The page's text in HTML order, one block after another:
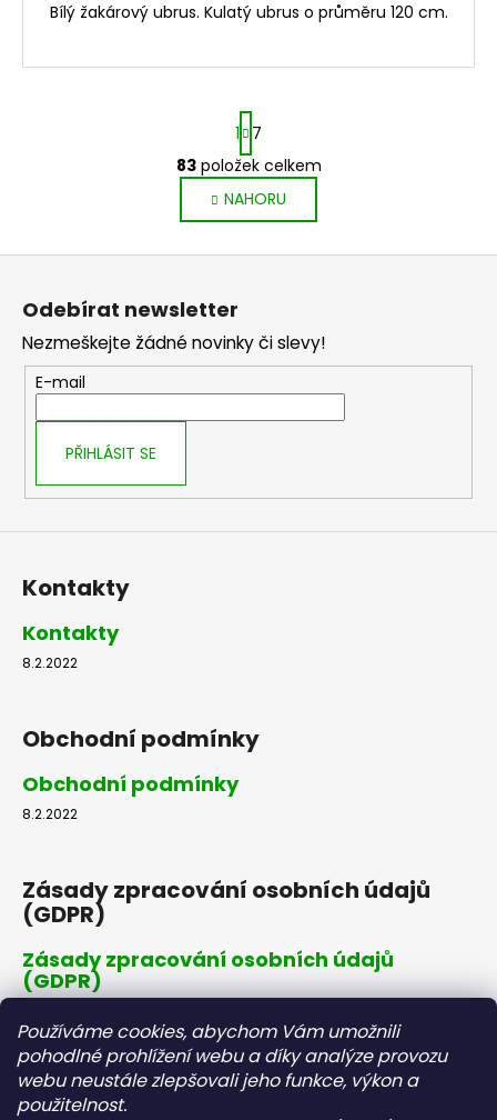
Používáme cookies, abychom Vám umožnili
pohodlné prohlížení webu a díky analýze provozu
webu neustále zlepšovali jeho funkce, výkon a
použitelnost.
Bílý žakárový ubrus. Kulatý ubrus o průměru 120 cm.
O
v
l
á
í
p
r
v
v
S
t
r
á
n
k
o
í
1
7
83položek celkem
NAHORU
Odebírat newsletter
Nezmeškejte žádné novinky či slevy!
E-mail
PŘIHLÁSIT SE
Kontakty
Kontakty
8.2.2022
Obchodní podmínky
Obchodní podmínky
8.2.2022
Zásady zpracování osobních údajů
(GDPR)
Zásady zpracování osobních údajů
(GDPR)
Dopravné a platby